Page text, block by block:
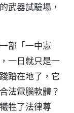
武器試驗場，
部「一中憲
一日就只是一
踏在地了，它
法電腦軟體？
牲了法律尊